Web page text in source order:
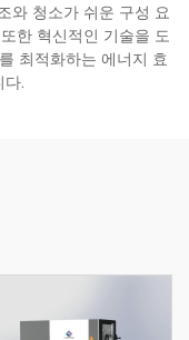
와 청소가 쉬운 구성 요
한 혁신적인 기술을 도
최적화하는 에너지 효
다.